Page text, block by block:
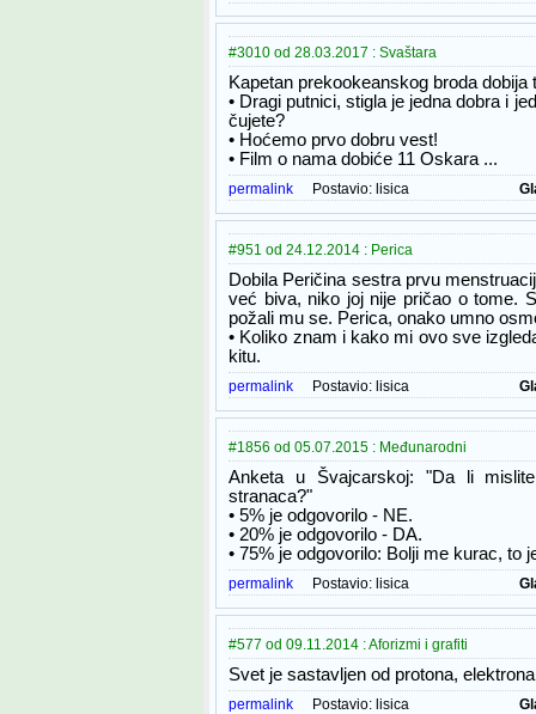
#3010 od 28.03.2017 : Svaštara
Kapetan prekookeanskog broda
• Dragi putnici, stigla je jedna dobra i
čujete?
• Hoćemo prvo dobru vest!
• Film o nama dobiće 11 Oskara ...
permalink Postavio: lisica
#951 od 24.12.2014 : Perica
Dobila Peričina sestra prvu
već biva, niko joj nije pričao o tome.
požali mu se. Perica, onako umno
• Koliko znam i kako mi ovo sve
kitu.
permalink Postavio: lisica
#1856 od 05.07.2015 : Međunarodni
Anketa u Švajcarskoj: "Da li
stranaca?"
• 5% je odgovorilo - NE.
• 20% je odgovorilo - DA.
• 75% je odgovorilo: Bolji me kurac, to
permalink Postavio: lisica
#577 od 09.11.2014 : Aforizmi i grafiti
Svet je sastavljen od protona,
permalink Postavio: lisica